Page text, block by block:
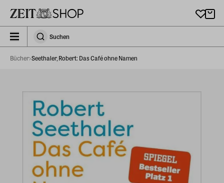
zeit_storefront.components.search.collapsed
SuchenSuchen
Bücher Seethaler, Robert: Das Café ohne Namen